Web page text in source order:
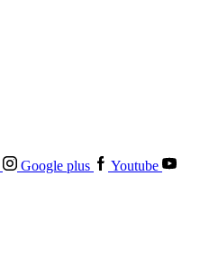
Google plus
Youtube